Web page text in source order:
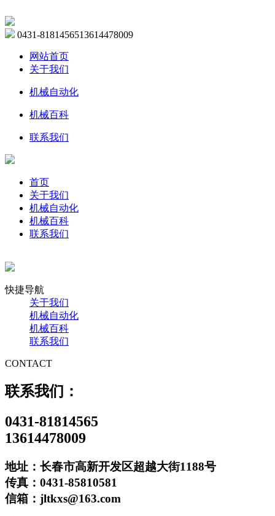
0431-8181456513614478009
网站首页
关于我们
机械自动化
机械百科
联系我们
首页
关于我们
机械自动化
机械百科
联系我们
快捷导航
关于我们
机械自动化
机械百科
联系我们
CONTACT
联系我们：
0431-81814565
13614478009
地址：长春市高新开发区超越大街1188号
传真：0431-85810581
信箱：jltkxs@163.com